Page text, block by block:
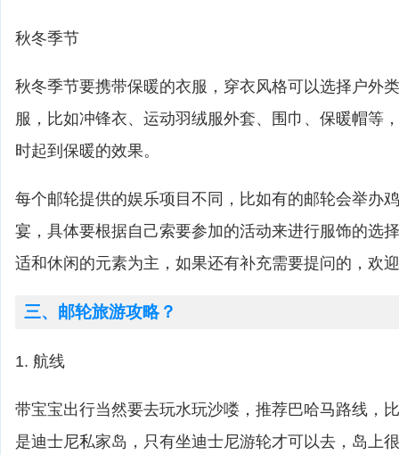
秋冬季节
秋冬季节要携带保暖的衣服，穿衣风格可以选择户外
服，比如冲锋衣、运动羽绒服外套、围巾、保暖帽等
时起到保暖的效果。
每个邮轮提供的娱乐项目不同，比如有的邮轮会举办
宴，具体要根据自己索要参加的活动来进行服饰的选
适和休闲的元素为主，如果还有补充需要提问的，欢
三、邮轮旅游攻略？
1. 航线
带宝宝出行当然要去玩水玩沙喽，推荐巴哈马路线，
是迪士尼私家岛，只有坐迪士尼游轮才可以去，岛上